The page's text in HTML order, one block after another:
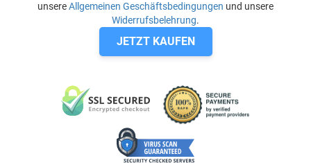
unsereAllgemeinen Geschäftsbedingungen und unsere
Widerrufsbelehrung.
JETZT KAUFEN